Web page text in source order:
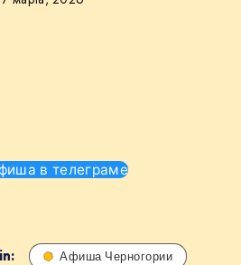
в телеграме
Афиша Черногории